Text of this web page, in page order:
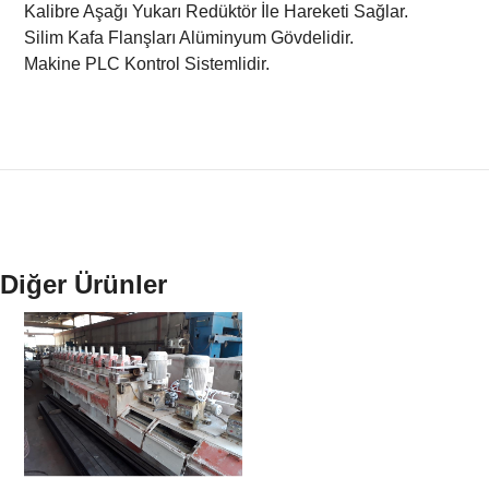
Kalibre Aşağı Yukarı Redüktör İle Hareketi Sağlar.
Silim Kafa Flanşları Alüminyum Gövdelidir.
Makine PLC Kontrol Sistemlidir.
Diğer Ürünler